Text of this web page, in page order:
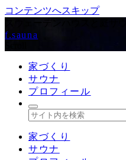
コンテンツへスキップ
スウェーデンハウスと庭サ
f.sauna
家づくり
サウナ
プロフィール
家づくり
サウナ